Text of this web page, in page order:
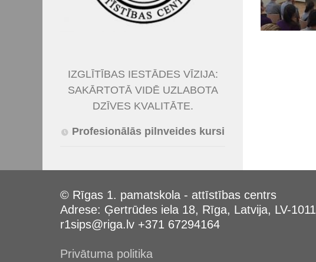
IZGLĪTĪBAS IESTĀDES VĪZIJA:
SAKĀRTOTĀ VIDĒ UZLABOTA
DZĪVES KVALITĀTE.
Profesionālās pilnveides kursi
© Rīgas 1. pamatskola - attīstības centrs
Adrese: Ģertrūdes iela 18, Rīga, Latvija, LV-1011
r1sips@riga.lv +371 67294164
Privātuma politika